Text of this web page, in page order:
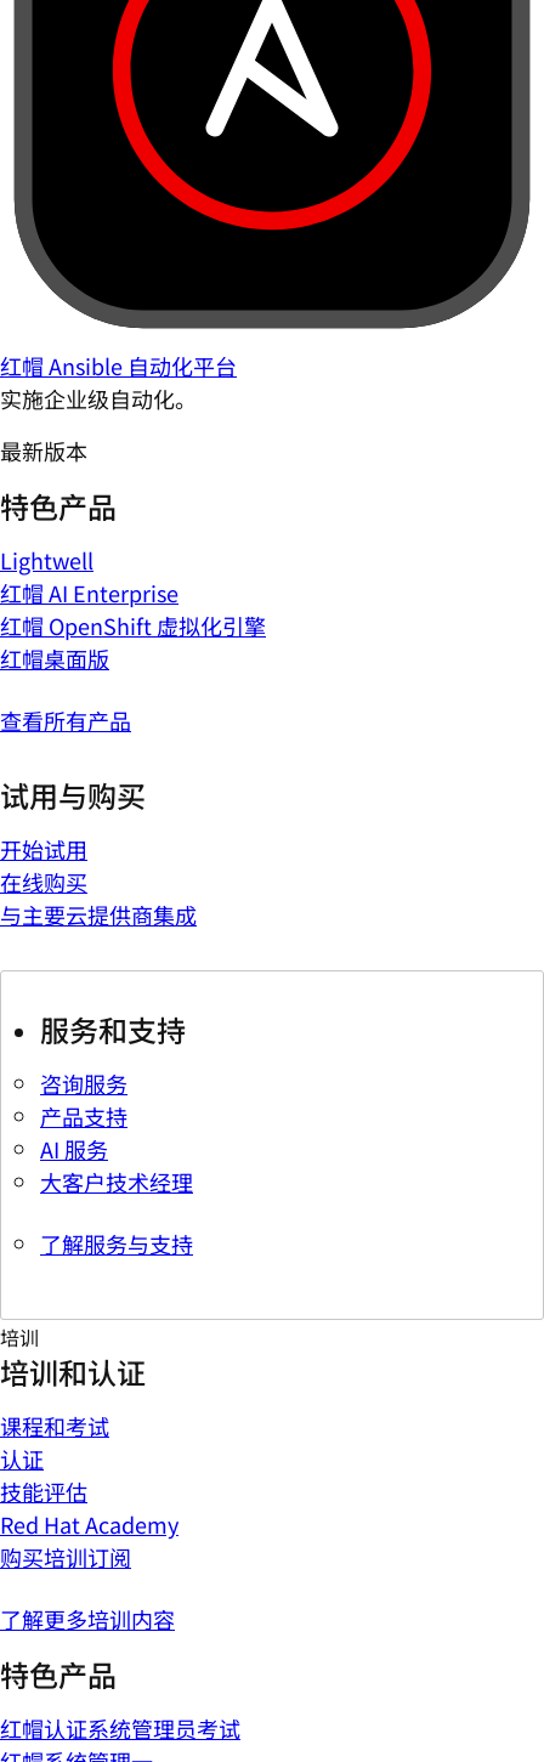
红帽 Ansible 自动化平台
实施企业级自动化。
最新版本
特色产品
Lightwell
红帽 AI Enterprise
红帽 OpenShift 虚拟化引擎
红帽桌面版
查看所有产品
试用与购买
开始试用
在线购买
与主要云提供商集成
服务和支持
咨询服务
产品支持
AI 服务
大客户技术经理
了解服务与支持
培训
培训和认证
课程和考试
认证
技能评估
Red Hat Academy
购买培训订阅
了解更多培训内容
特色产品
红帽认证系统管理员考试